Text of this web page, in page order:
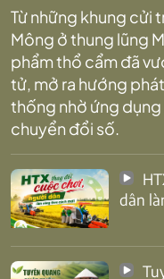
Từ những khung cửi
Mông ở thung lũng
phẩm thổ cẩm đã
tử, mở ra hướng
thống nhờ ứng
chuyển đổi số.
dân